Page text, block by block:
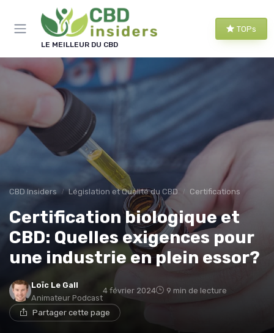
LE MEILLEUR DU CBD
TOPs
CBD Insiders Législation et Qualité du CBD Certifications
Certification biologique et
CBD: Quelles exigences pour
une industrie en plein essor?
Loïc Le Gall
Animateur Podcast
4 février 2024 9 min de lecture
Partager cette page
Panneau de gestion des cookies